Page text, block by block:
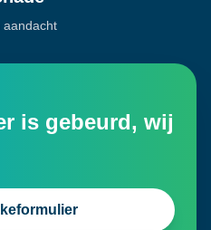
aandacht
is gebeurd, wij